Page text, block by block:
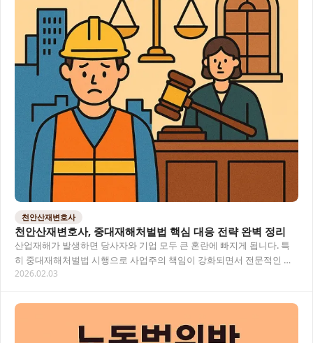
천안산재변호사
천안산재변호사, 중대재해처벌법 핵심 대응 전략 완벽 정리
산업재해가 발생하면 당사자와 기업 모두 큰 혼란에 빠지게 됩니다. 특
히 중대재해처벌법 시행으로 사업주의 책임이 강화되면서 전문적인 법
률 조력이 더욱 중요해졌어요. 이 글에서는 천안…
2026.02.03